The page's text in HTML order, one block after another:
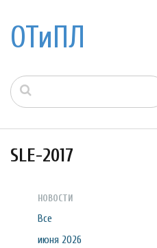
ОТиПЛ
SLE-2017
НОВОСТИ
Все
июня 2026